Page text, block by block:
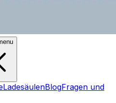
LadesäulenBlogFragen und